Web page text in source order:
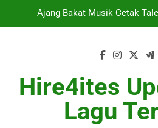
Berita Musik Hits dengan
Ajang Bakat Musik Cetak
Berita Musik Hits dengan
Hire4ites
Lagu